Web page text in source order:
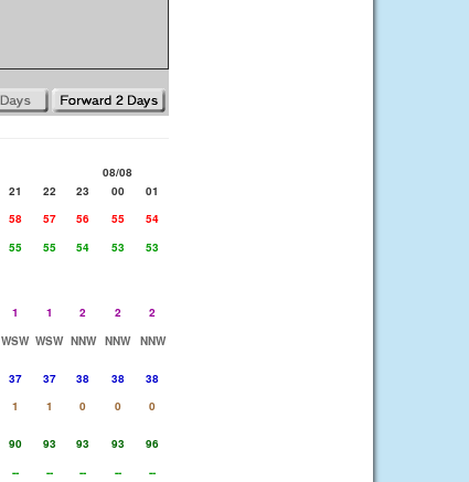
08/08
21 22 23 00
01
58 57 56 55
54
55 55 54 53
53
1 1 2 2
2
WSW WSW NNW NNW
NNW
37 37 38 38
38
1 1 0 0
0
90 93 93 93
96
-- -- -- --
--